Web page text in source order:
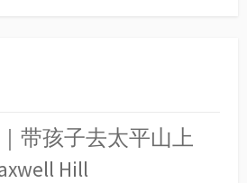
带孩子去太平山上
Hill